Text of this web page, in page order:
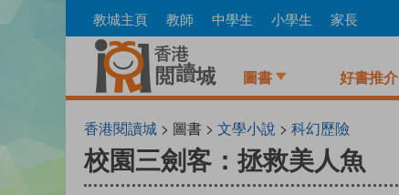
to
教城主頁 教師 中學生 小學生 家長
圖書 好書推介
香港閱讀城 > 圖書 > 文學小說 > 科幻歷險
校園三劍客：拯救美人魚